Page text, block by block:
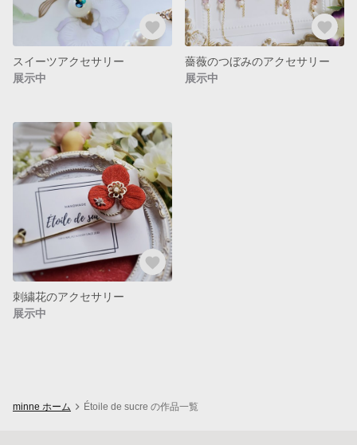
スイーツアクセサリー
展示中
薔薇のつぼみのアクセサリー
展示中
刺繍花のアクセサリー
展示中
minne ホーム Étoile de sucre の作品一覧